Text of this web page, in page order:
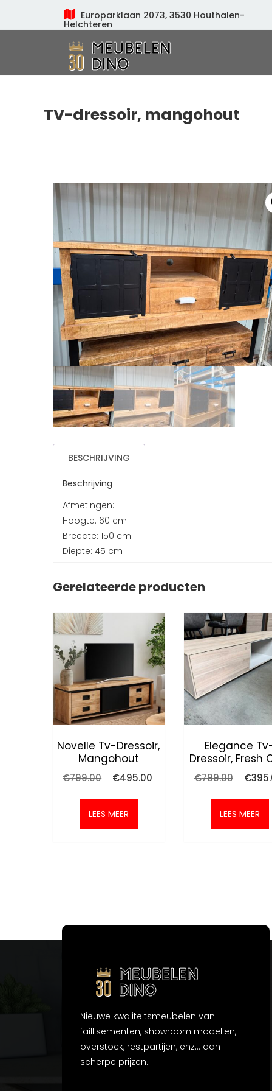
Europarklaan 2073, 3530 Houthalen-
Helchteren
TV-dressoir, mangohout
BESCHRIJVING
Beschrijving
Afmetingen:
Hoogte: 60 cm
Breedte: 150 cm
Diepte: 45 cm
Gerelateerde producten
Novelle Tv-Dressoir,
Mangohout
€799.00
Oorspronkelijke
was:
€799.00.
€495.00
LEES MEER
Elegance
Dressoir, Fresh
€799.00
was:
€799.00.
€
LEES MEER
Nieuwe kwaliteitsmeubelen van
faillisementen, showroom modellen,
overstock, restpartijen, enz... aan
scherpe prijzen.